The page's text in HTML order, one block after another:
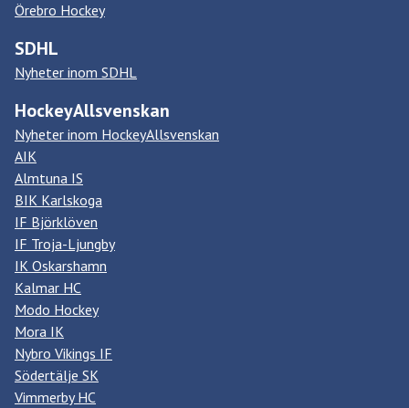
Örebro Hockey
SDHL
Nyheter inom SDHL
HockeyAllsvenskan
Nyheter inom HockeyAllsvenskan
AIK
Almtuna IS
BIK Karlskoga
IF Björklöven
IF Troja-Ljungby
IK Oskarshamn
Kalmar HC
Modo Hockey
Mora IK
Nybro Vikings IF
Södertälje SK
Vimmerby HC